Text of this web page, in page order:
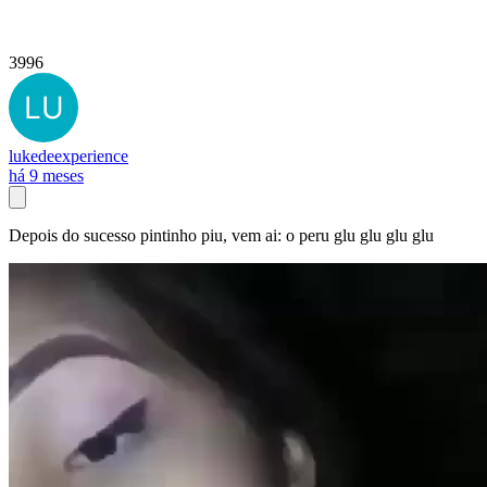
3996
lukedeexperience
há 9 meses
Depois do sucesso pintinho piu, vem ai: o peru glu glu glu glu